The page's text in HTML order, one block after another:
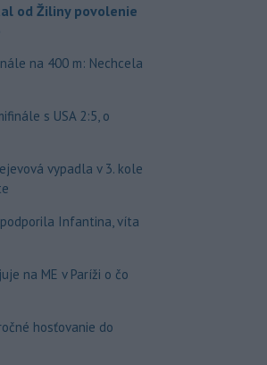
od Žiliny povolenie
na 400 m: Nechcela
s USA 2:5, o
vypadla v 3. kole
Infantina, víta
na ME v Paríži o čo
hosťovanie do